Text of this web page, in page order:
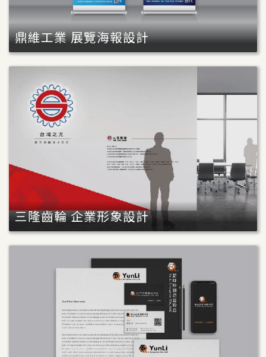
鼎維工業 展覽海報設計
三隆齒輪 企業形象設計